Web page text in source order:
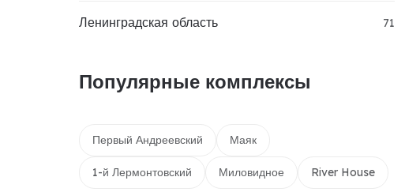
Ленинградская область 71
Популярные комплексы
Первый Андреевский Маяк
1-й Лермонтовский Миловидное River House